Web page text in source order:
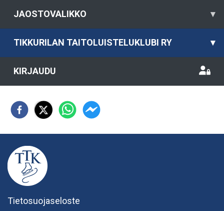
JAOSTOVALIKKO ▾
TIKKURILAN TAITOLUISTELUKLUBI RY ▾
KIRJAUDU
Tietosuojaseloste